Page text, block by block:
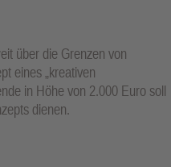
über die Grenzen von
eines „kreativen
in Höhe von 2.000 Euro soll
dienen.